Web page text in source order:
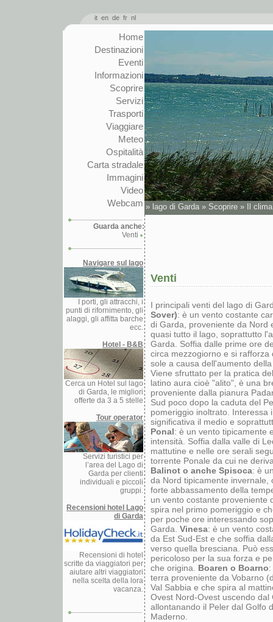
it en de fr nl
Home
Destinazioni
Eventi
Informazioni
Scoprire
Servizi
Trasporti
Viaggiare
Meteo
Ospitalità
Carta stradale
Immagini
Video
Webcam
Guarda anche:
Venti
Navigare sul lago
I porti, gli attracchi, i
punti di rifornimento, gli
alaggi, gli affitta barche
ecc.
Hotel - B&B
Cerca un Hotel sul lago
di Garda, le migliori
offerte da 3 a 5 stelle
Tour operator
Servizi turistici per
l’area del Lago di
Garda per clienti
individuali e piccoli
gruppi.
Recensioni hotel Lago
di Garda
Recensioni di hotel
scritte da viaggiatori per
aiutare altri viaggiatori
nella scelta della lora
vacanza.
» lago di Garda » Scoprire » Il
Venti
I principali venti del lago di
Sover): è un vento costante
di Garda, proveniente da Nord
quasi tutto il lago, soprattutto
Garda. Soffia dalle prime ore
circa mezzogiorno e si rafforza
sole a causa dell'aumento
Viene sfruttato per la pratica
latino aura cioè "alito", è una
proveniente dalla pianura
Sud poco dopo la caduta del
pomeriggio inoltrato. Interessa
significativa il medio e
Ponal: è un vento tipicamente
intensità. Soffia dalla valle di
mattutine e nelle ore serali
torrente Ponale da cui ne
Balinot o anche Spisoca: è
da Nord tipicamente invernale,
forte abbassamento della
un vento costante proveniente
spira nel primo pomeriggio e
per poche ore interessando
Garda. Vinesa: è un vento
da Est Sud-Est e che soffia
verso quella bresciana. Può
pericoloso per la sua forza e
che origina. Boaren o Boarno
terra proveniente da Vobarno
Val Sabbia e che spira al
Ovest Nord-Ovest uscendo dal
allontanando il Peler dal Golfo
Maderno.